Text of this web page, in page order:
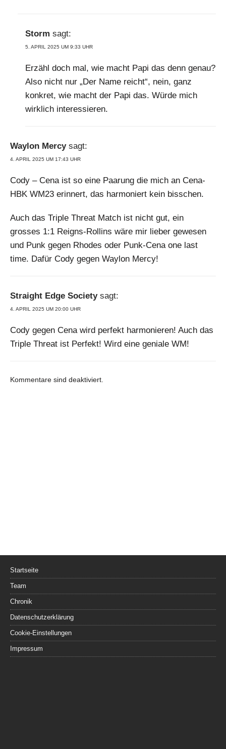
Storm sagt:
5. APRIL 2025 UM 9:33 UHR
Erzähl doch mal, wie macht Papi das denn genau?
Also nicht nur „Der Name reicht“, nein, ganz
konkret, wie macht der Papi das. Würde mich
wirklich interessieren.
Waylon Mercy sagt:
4. APRIL 2025 UM 17:43 UHR
Cody – Cena ist so eine Paarung die mich an Cena-
HBK WM23 erinnert, das harmoniert kein bisschen.
Auch das Triple Threat Match ist nicht gut, ein
grosses 1:1 Reigns-Rollins wäre mir lieber gewesen
und Punk gegen Rhodes oder Punk-Cena one last
time. Dafür Cody gegen Waylon Mercy!
Straight Edge Society sagt:
4. APRIL 2025 UM 20:00 UHR
Cody gegen Cena wird perfekt harmonieren! Auch das
Triple Threat ist Perfekt! Wird eine geniale WM!
Kommentare sind deaktiviert.
Startseite
Team
Chronik
Datenschutzerklärung
Cookie-Einstellungen
Impressum